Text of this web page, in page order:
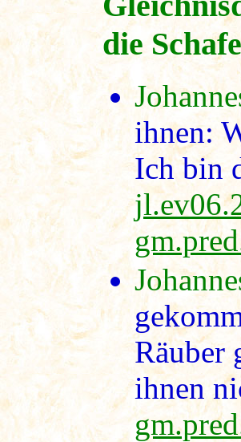
die Schafe
ihnen:
Ich bin
Räuber
ihnen